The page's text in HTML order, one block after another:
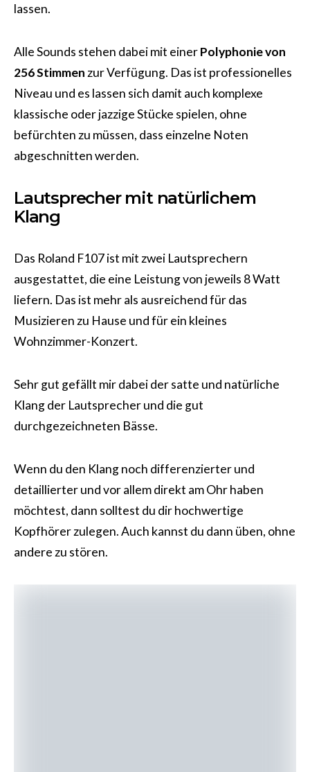
lassen.
Alle Sounds stehen dabei mit einerPolyphonie von
256 Stimmen zur Verfügung. Das ist professionelles
Niveau und es lassen sich damit auch komplexe
klassische oder jazzige Stücke spielen, ohne
befürchten zu müssen, dass einzelne Noten
abgeschnitten werden.
Lautsprecher mit natürlichem
Klang
Das Roland F107 ist mit zwei Lautsprechern
ausgestattet, die eine Leistung von jeweils 8 Watt
liefern. Das ist mehr als ausreichend für das
Musizieren zu Hause und für ein kleines
Wohnzimmer-Konzert.
Sehr gut gefällt mir dabei der satte und natürliche
Klang der Lautsprecher und die gut
durchgezeichneten Bässe.
Wenn du den Klang noch differenzierter und
detaillierter und vor allem direkt am Ohr haben
möchtest, dann solltest du dir hochwertige
Kopfhörer zulegen. Auch kannst du dann üben, ohne
andere zu stören.